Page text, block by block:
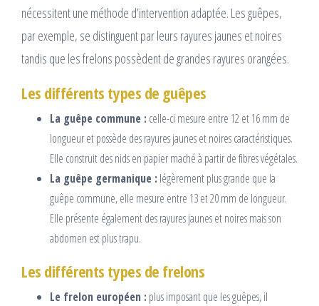
nécessitent une méthode d’intervention adaptée. Les guêpes,
par exemple, se distinguent par leurs rayures jaunes et noires
tandis que les frelons possèdent de grandes rayures orangées.
Les différents types de guêpes
La guêpe commune : celle-ci mesure entre 12 et 16 mm de
longueur et possède des rayures jaunes et noires caractéristiques.
Elle construit des nids en papier maché à partir de fibres végétales.
La guêpe germanique : légèrement plus grande que la
guêpe commune, elle mesure entre 13 et 20 mm de longueur.
Elle présente également des rayures jaunes et noires mais son
abdomen est plus trapu.
Les différents types de frelons
Le frelon européen : plus imposant que les guêpes, il